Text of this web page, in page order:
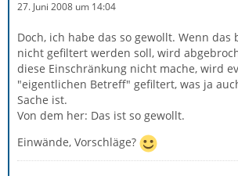
27. Juni 2008 um 14:04
Doch, ich habe das so gewollt. Wenn das
nicht gefiltert werden soll, wird
diese Einschränkung nicht mache, wird
"eigentlichen Betreff" gefiltert, was ja
Sache ist.
Von dem her: Das ist so gewollt.
Einwände, Vorschläge?